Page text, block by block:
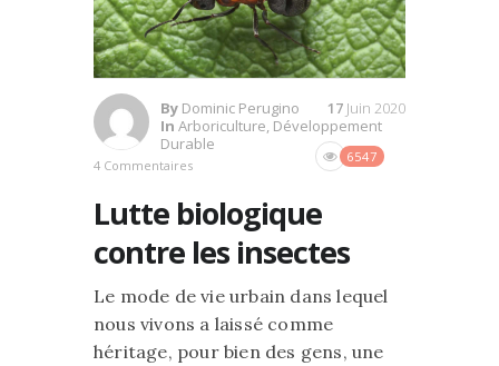
By Dominic Perugino
In Arboriculture Développement
Durable
4 Commentaires
6547
17 Juin 2020
Lutte biologique
contre les insectes
Le mode de vie urbain dans lequel
nous vivons a laissé comme
héritage, pour bien des gens, une